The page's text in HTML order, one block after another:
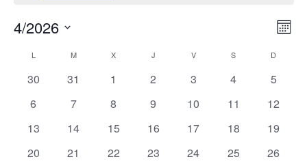
de
Mes
4/2026
fecha.
Calendario
de
Eventos
L M X J V S D
0
30
0
31
0
1
0
2
0
3
0
4
0
5
0
6
0
7
0
8
0
9
0
10
0
11
0
12
0
13
0
14
0
15
0
16
0
17
0
18
0
19
0
20
0
21
0
22
0
23
0
24
0
25
0
26